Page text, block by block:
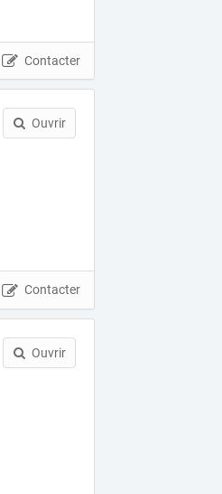
Contacter
Ouvrir
Contacter
Ouvrir